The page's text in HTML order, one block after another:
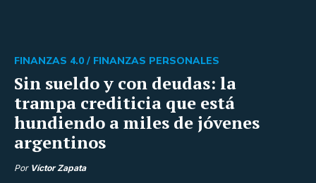
Sin sueldo y con deudas: la
trampa crediticia que está
hundiendo a miles de jóvenes
argentinos
FINANZAS 4.0 / FINANZAS PERSONALES
Por Víctor Zapata